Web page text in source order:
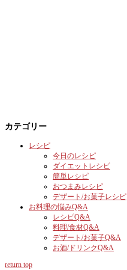
カテゴリー
レシピ
今日のレシピ
ダイエットレシピ
簡単レシピ
おつまみレシピ
デザート/お菓子レシピ
お料理の悩みQ&A
レシピQ&A
料理/食材Q&A
デザート/お菓子Q&A
お酒/ドリンクQ&A
return top